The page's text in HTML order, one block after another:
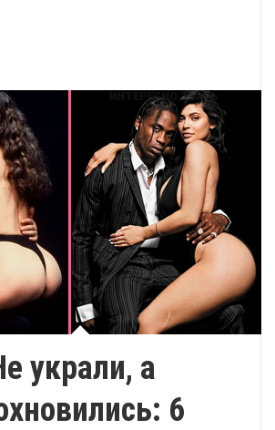
украли, а
6